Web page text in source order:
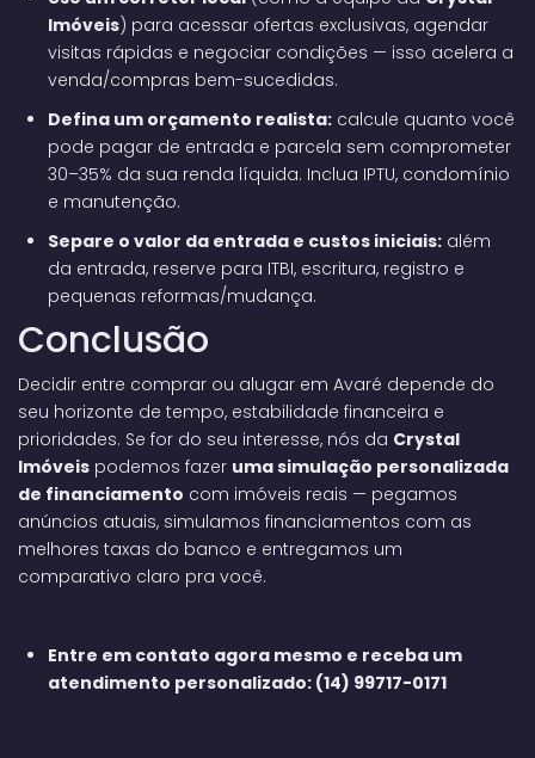
Imóveis) para acessar ofertas exclusivas, agendar
visitas rápidas e negociar condições — isso acelera a
venda/compras bem-sucedidas.
Defina um orçamento realista: calcule quanto você
pode pagar de entrada e parcela sem comprometer
30–35% da sua renda líquida. Inclua IPTU, condomínio
e manutenção.
Separe o valor da entrada e custos iniciais: além
da entrada, reserve para ITBI, escritura, registro e
pequenas reformas/mudança.
Conclusão
Decidir entre comprar ou alugar em Avaré depende do
seu horizonte de tempo, estabilidade financeira e
prioridades. Se for do seu interesse, nós da Crystal
Imóveis podemos fazer uma simulação personalizada
de financiamento com imóveis reais — pegamos
anúncios atuais, simulamos financiamentos com as
melhores taxas do banco e entregamos um
comparativo claro pra você.
Entre em contato agora mesmo e receba um
atendimento personalizado: (14) 99717-0171